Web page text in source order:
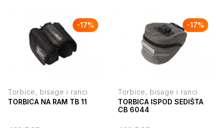
-17%
Torbice, bisage i ranci
TORBICA NA RAM TB 11
-17%
Torbice, bisage i ranci
TORBICA ISPOD SEDIŠTA
CB 6044